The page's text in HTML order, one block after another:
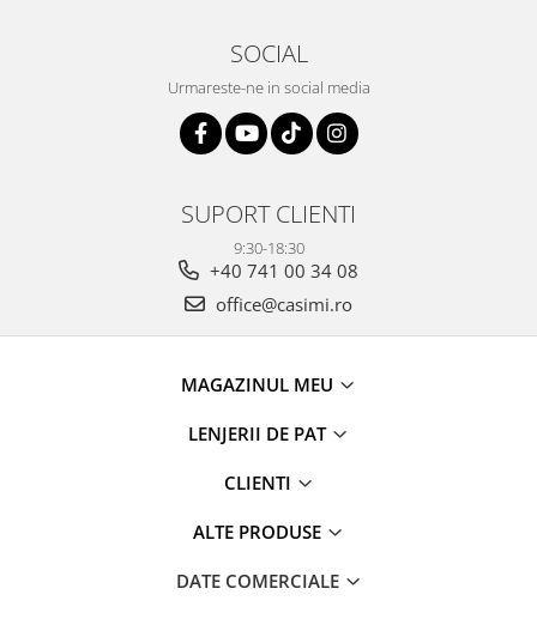
SOCIAL
Urmareste-ne in social media
SUPORT CLIENTI
9:30-18:30
+40 741 00 34 08
office@casimi.ro
MAGAZINUL MEU
LENJERII DE PAT
CLIENTI
ALTE PRODUSE
DATE COMERCIALE